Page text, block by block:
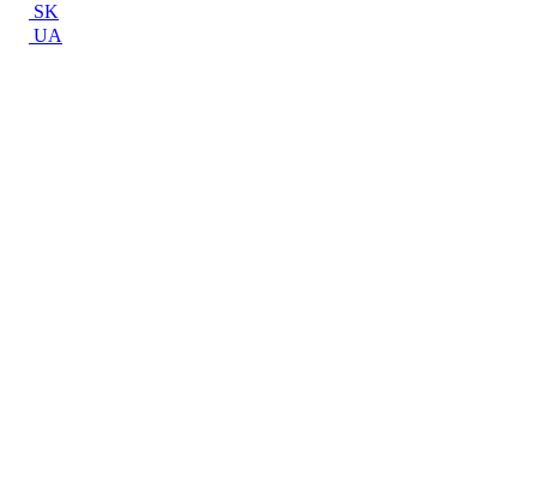
SK
UA